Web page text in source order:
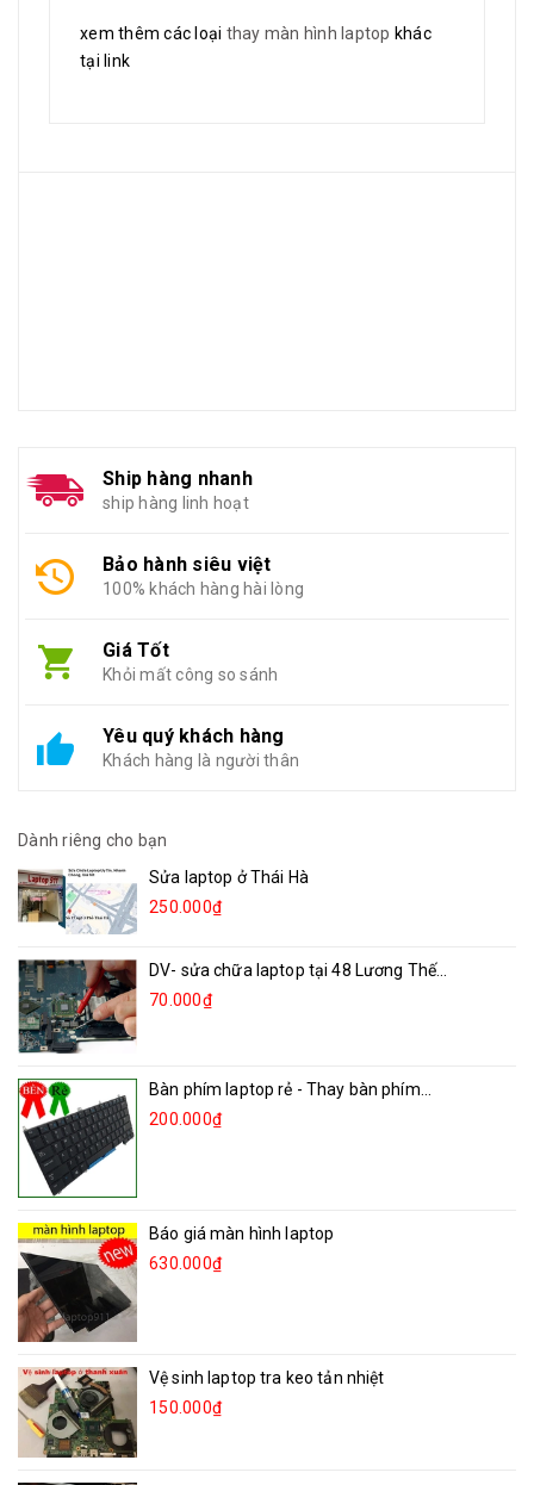
xem thêm các loại thay màn hình laptop khác
tại link
Ship hàng nhanh
ship hàng linh hoạt
Bảo hành siêu việt
100% khách hàng hài lòng
Giá Tốt
Khỏi mất công so sánh
Yêu quý khách hàng
Khách hàng là người thân
Dành riêng cho bạn
Sửa laptop ở Thái Hà
250.000₫
DV- sửa chữa laptop tại 48 Lương Thế...
70.000₫
Bàn phím laptop rẻ - Thay bàn phím...
200.000₫
Báo giá màn hình laptop
630.000₫
Vệ sinh laptop tra keo tản nhiệt
150.000₫